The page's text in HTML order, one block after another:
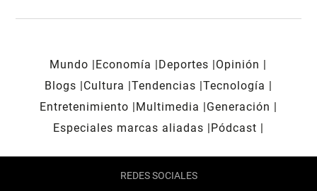
Mundo Economía Deportes
Opinión
Blogs
Cultura Tendencias Tecnología
Entretenimiento
Multimedia
Generación
Especiales marcas aliadas
Pódcast
REDES SOCIALES